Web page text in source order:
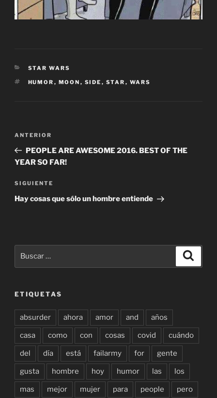
CATEGORÍAS
STAR WARS
ETIQUETAS
HUMOR , MOON , SIDE , STAR , WARS
entradas
Entrada
anterior:
ANTERIOR
PEOPLE ARE AWESOME 2016. BEST OF THE
YEAR SO FAR!
Siguiente
entrada
SIGUIENTE
Hay cosas que sólo un hombre entiende
ETIQUETAS
absurder ahora amor and años
casa como con cosas covid cuándo
del día está failarmy for gente
gusta hombre hoy humor las los
mas mejor mujer para people pero